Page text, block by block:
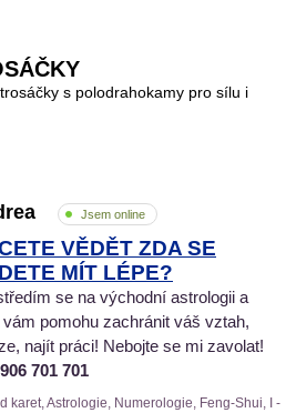
s polodrahokamy pro sílu i
Jsem online
VĚDĚT ZDA SE
MÍT LÉPE?
se na východní astrologii a
vám pomohu zachránit váš vztah,
najít práci! Nebojte se mi zavolat!
906 701 701
karet, Astrologie, Numerologie, Feng-Shui, I -